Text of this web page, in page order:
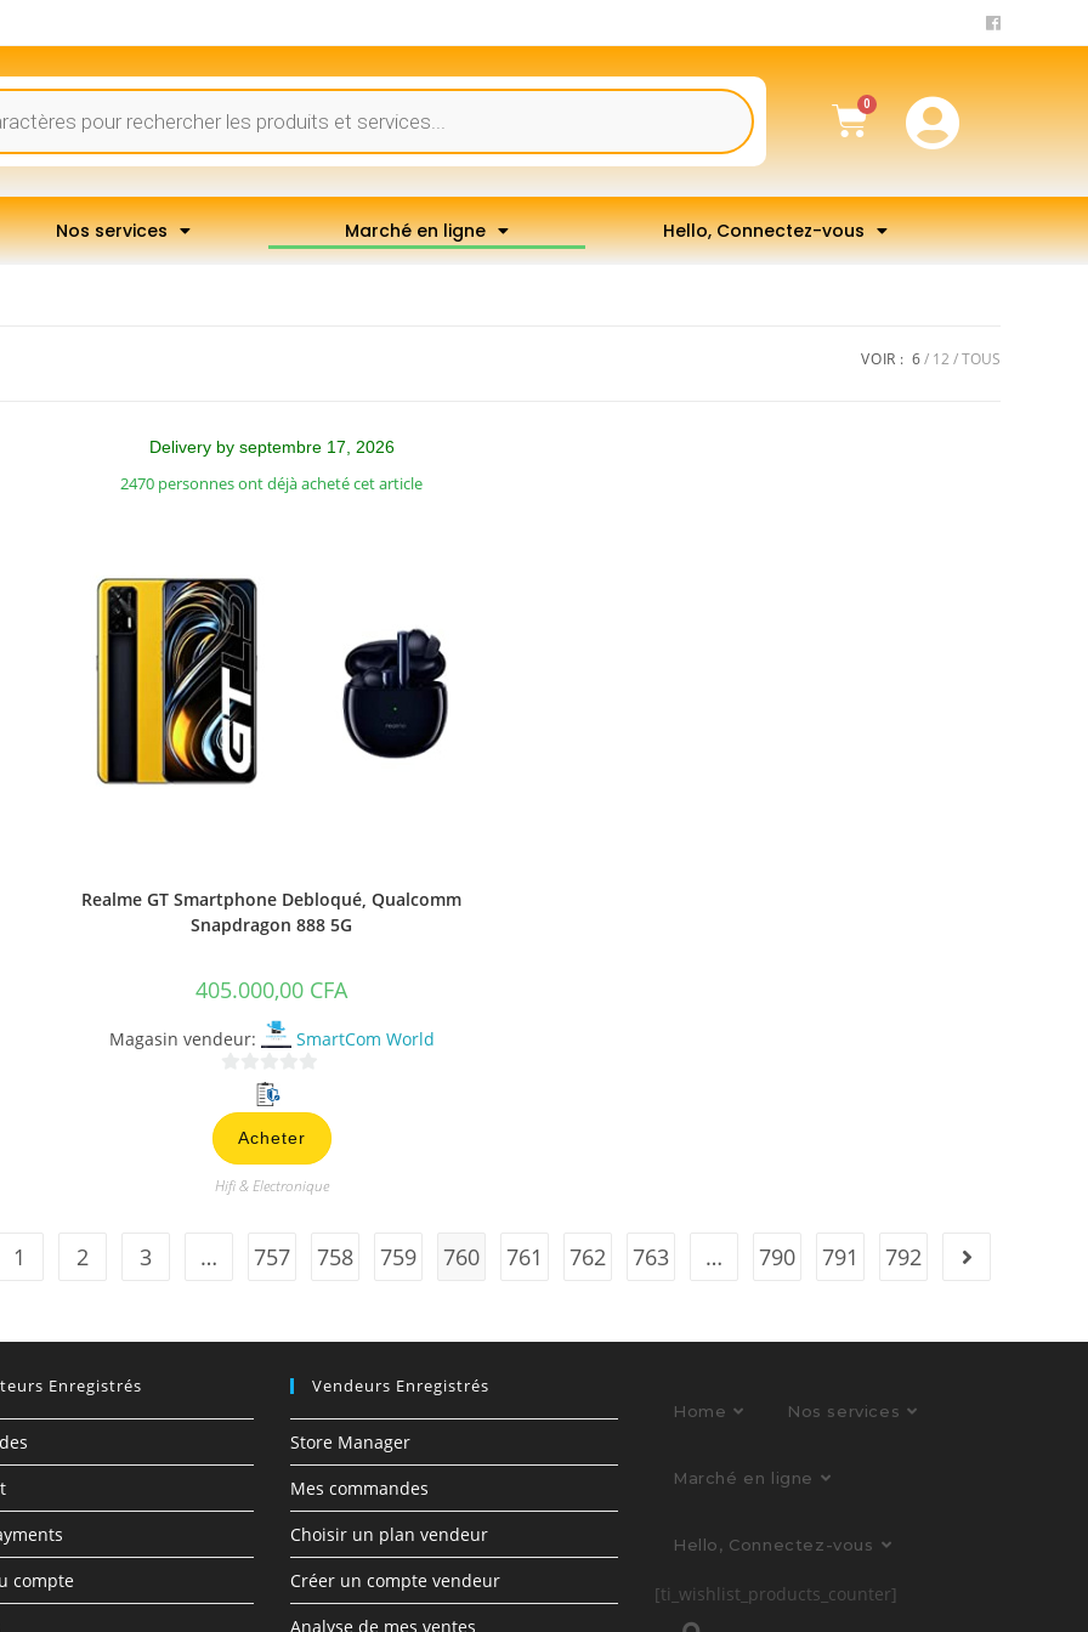
Nos services Marché en ligne Hello, Connectez-vous
VOIR : 6 12 TOUS
Delivery by septembre 17, 2026
2470 personnes ont déjà acheté cet article
Realme GT Smartphone Debloqué, Qualcomm
Snapdragon 888 5G
405.000,00 CFA
Magasin vendeur: SmartCom World
s
r
5
Acheter
Hifi & Electronique
1 2 3 … 757 758 759 760 761 762 763 … 790 791 792
Enregistrés
compte
Vendeurs Enregistrés
Store Manager
Mes commandes
Choisir un plan vendeur
Créer un compte vendeur
Analyse de mes ventes
Home Nos services
Marché en ligne
Hello, Connectez-vous
[ti_wishlist_products_counter]